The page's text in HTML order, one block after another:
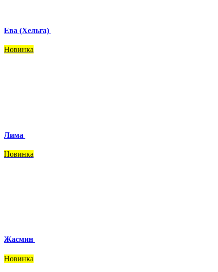
Ева (Хельга)
Новинка
Лима
Новинка
Жасмин
Новинка